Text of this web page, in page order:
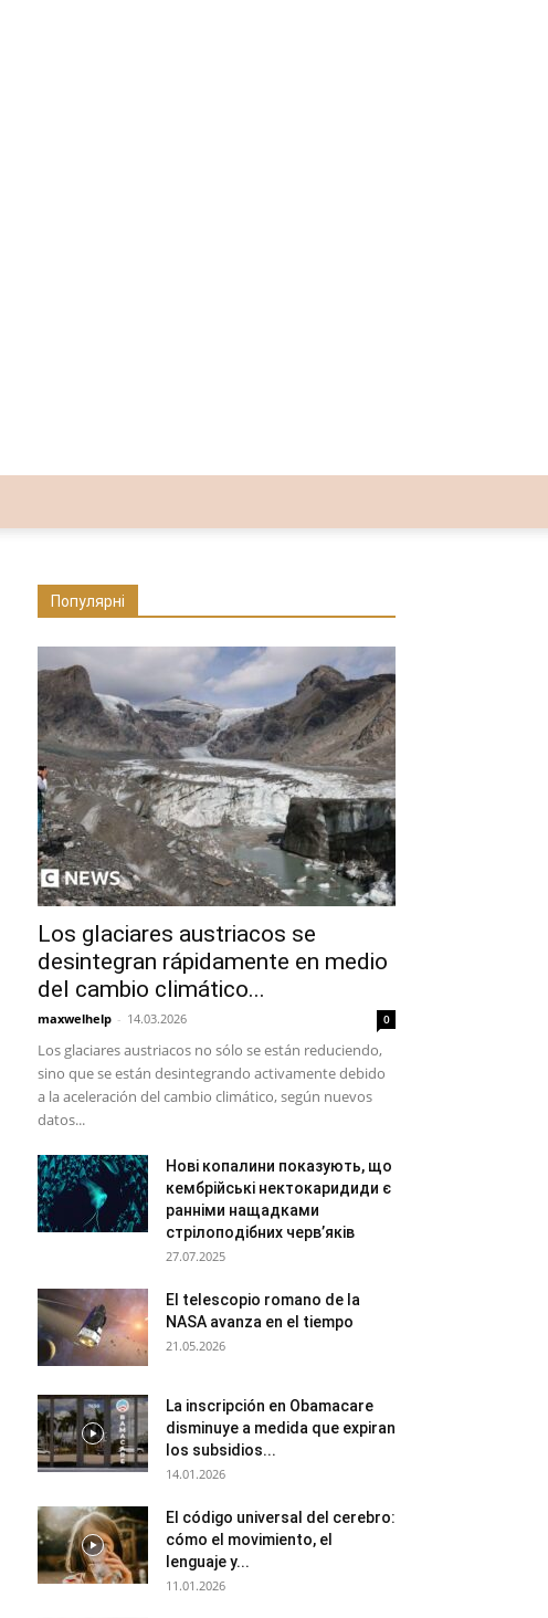
Популярні
Los glaciares austriacos se
desintegran rápidamente en medio
del cambio climático...
maxwelhelp - 14.03.2026 0
Los glaciares austriacos no sólo se están reduciendo,
sino que se están desintegrando activamente debido
a la aceleración del cambio climático, según nuevos
datos...
Нові копалини показують, що
кембрійські нектокаридиди є
ранніми нащадками
стрілоподібних черв’яків
27.07.2025
El telescopio romano de la
NASA avanza en el tiempo
21.05.2026
La inscripción en Obamacare
disminuye a medida que expiran
los subsidios...
14.01.2026
El código universal del cerebro:
cómo el movimiento, el
lenguaje y...
11.01.2026